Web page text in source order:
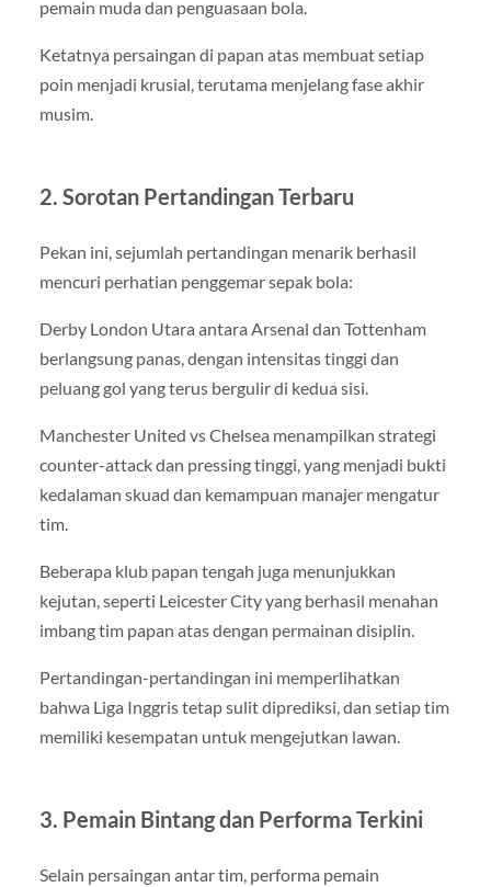
pemain muda dan penguasaan bola.
Ketatnya persaingan di papan atas membuat setiap
poin menjadi krusial, terutama menjelang fase akhir
musim.
2. Sorotan Pertandingan Terbaru
Pekan ini, sejumlah pertandingan menarik berhasil
mencuri perhatian penggemar sepak bola:
Derby London Utara antara Arsenal dan Tottenham
berlangsung panas, dengan intensitas tinggi dan
peluang gol yang terus bergulir di kedua sisi.
Manchester United vs Chelsea menampilkan strategi
counter-attack dan pressing tinggi, yang menjadi bukti
kedalaman skuad dan kemampuan manajer mengatur
tim.
Beberapa klub papan tengah juga menunjukkan
kejutan, seperti Leicester City yang berhasil menahan
imbang tim papan atas dengan permainan disiplin.
Pertandingan-pertandingan ini memperlihatkan
bahwa Liga Inggris tetap sulit diprediksi, dan setiap tim
memiliki kesempatan untuk mengejutkan lawan.
3. Pemain Bintang dan Performa Terkini
Selain persaingan antar tim, performa pemain